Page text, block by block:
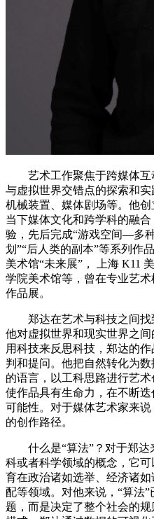
艺术工作聚焦于跨媒体互
与虚拟世界交错点的探索和实
机械装置、媒体剧场等。他
当下媒体文化和跨学科的融
验，先后完成“游戏空间—多
划”“后人类的副本”等系列作
美术馆“未来展”， 上海 K11
学院美术馆等，曾在专业艺
作品展。
郑达在艺术与科技之间找
他对虚拟世界和现实世界之
用科技来反思科技，郑达的
判和提问。他把自然转化为
的语言，以工科思路进行艺
使作品具有生命力，在不断
可能性。对于媒体艺术家来
的创作路径。
什么是“算法”？对于郑达
科或者科学领域的概念，它
育在政治诸如选举、经济诸
配等领域。对他来说，“算法
题，而是决定了整个社会的